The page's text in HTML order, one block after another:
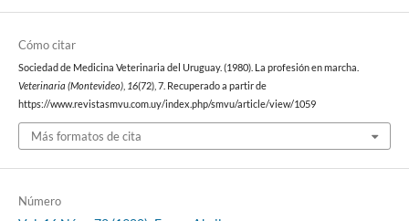
Cómo citar
Sociedad de Medicina Veterinaria del Uruguay. (1980). La profesión en marcha.
Veterinaria (Montevideo), 16(72), 7. Recuperado a partir de
https://www.revistasmvu.com.uy/index.php/smvu/article/view/1059
Más formatos de cita
Número